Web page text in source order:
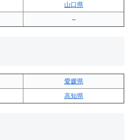
山口県
–
愛媛県
高知県